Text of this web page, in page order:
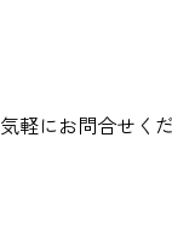
軽にお問合せくだ